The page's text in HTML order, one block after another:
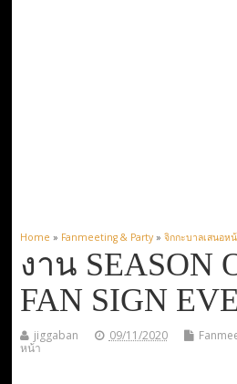
Home » Fanmeeting & Party» จิกกะบาลเสนอห
งาน SEASON
FAN SIGN
jiggaban 09/11/2020
หน้า